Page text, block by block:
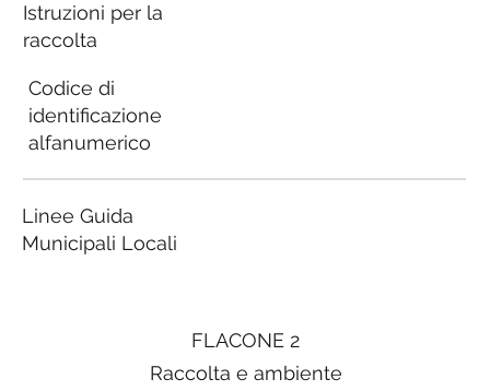
FLACONE 2
Raccolta e ambiente
Istruzioni per la
raccolta
Codice di
identificazione
alfanumerico
Linee Guida
Municipali Locali